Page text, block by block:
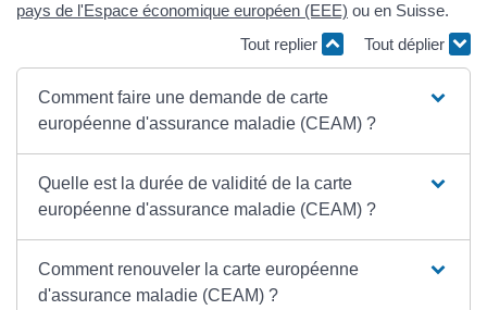
pays de l'Espace économique européen (EEE) ou en Suisse.
Tout replier
Tout déplier
Comment faire une demande de carte
européenne d'assurance maladie (CEAM) ?
Quelle est la durée de validité de la carte
européenne d'assurance maladie (CEAM) ?
Comment renouveler la carte européenne
d'assurance maladie (CEAM) ?